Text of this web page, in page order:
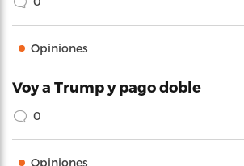
Opiniones
Voy a Trump y pago doble
0
Opiniones